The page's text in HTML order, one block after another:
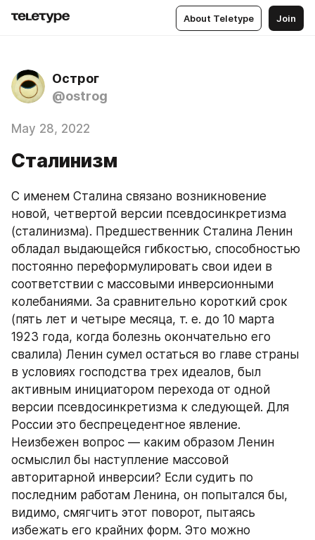
About Teletype Join
Острог
@ostrog
May 28, 2022
Сталинизм
С именем Сталина связано возникновение
новой, четвертой версии псевдосинкретизма
(сталинизма). Предшественник Сталина Ленин
обладал выдающейся гибкостью, способностью
постоянно переформулировать свои идеи в
соответствии с массовыми инверсионными
колебаниями. За сравнительно короткий срок
(пять лет и четыре месяца, т. е. до 10 марта
1923 года, когда болезнь окончательно его
свалила) Ленин сумел остаться во главе страны
в условиях господства трех идеалов, был
активным инициатором перехода от одной
версии псевдосинкретизма к следующей. Для
России это беспрецедентное явление.
Неизбежен вопрос — каким образом Ленин
осмыслил бы наступление массовой
авторитарной инверсии? Если судить по
последним работам Ленина, он попытался бы,
видимо, смягчить этот поворот, пытаясь
избежать его крайних форм. Это можно